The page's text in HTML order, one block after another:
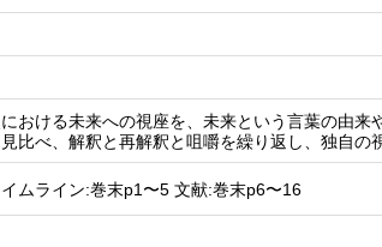
おける未来への視座を、未来という言葉の由
比べ、解釈と再解釈と咀嚼を繰り返し、独自の
ムライン:巻末p1〜5 文献:巻末p6〜16